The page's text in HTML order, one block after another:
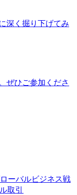
深く掘り下げてみ
ぜひご参加くださ
ーバルビジネス戦
取引​​